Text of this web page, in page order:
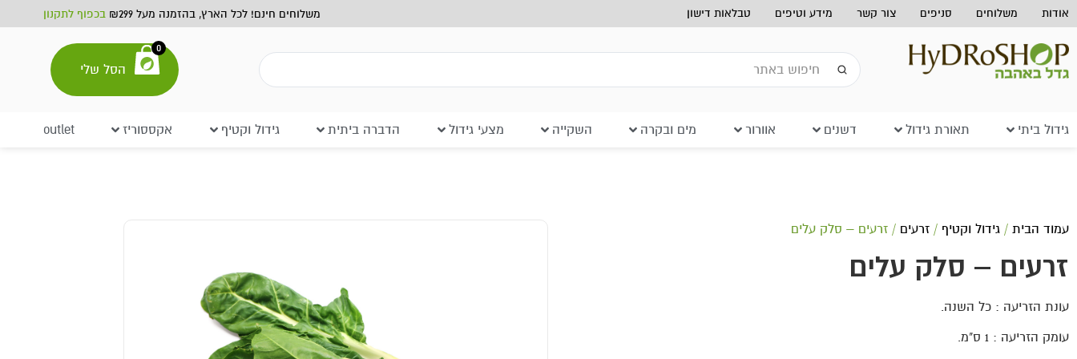
אודות משלוחים סניפים צור קשר מידע וטיפים טבלאות דישון משלוחים חינם! לכל הארץ, בהזמנה מעל ₪299 בכפוף לתקנון
0
הסל שלי
גידול ביתי תאורת גידול דשנים אוורור מים ובקרה השקייה מצעי גידול הדברה ביתית גידול וקטיף אקססוריז outlet
עמוד הבית / גידול וקטיף / זרעים / זרעים – סלק עלים
זרעים – סלק עלים
עונת הזריעה : כל השנה.
עומק הזריעה : 1 ס"מ.